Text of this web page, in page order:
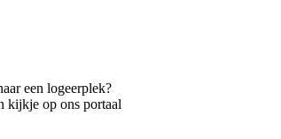
een logeerplek?
kijkje op ons portaal